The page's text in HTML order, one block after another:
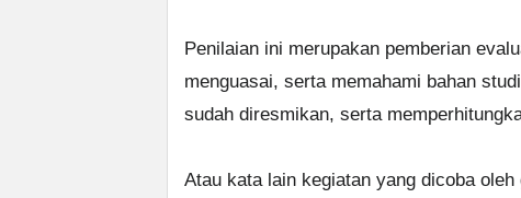
Penilaian ini merupakan pemberian
menguasai, serta memahami bahan
sudah diresmikan, serta
Atau kata lain kegiatan yang dicoba